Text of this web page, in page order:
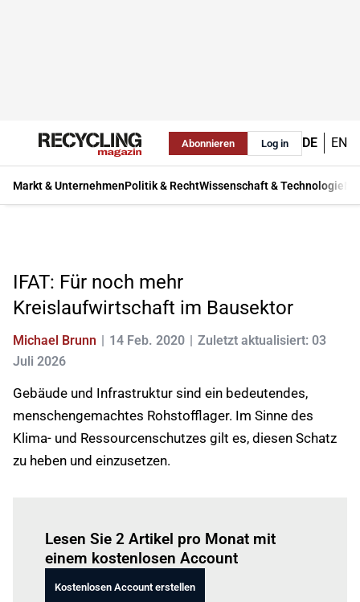
Abonnieren Log in DE EN
Markt & UnternehmenPolitik & RechtWissenschaft & Technologie
IFAT: Für noch mehr
Kreislaufwirtschaft im Bausektor
Michael Brunn 14 Feb. 2020
Zuletzt aktualisiert: 03
Juli 2026
Gebäude und Infrastruktur sind ein bedeutendes,
menschengemachtes Rohstofflager. Im Sinne des
Klima- und Ressourcenschutzes gilt es, diesen Schatz
zu heben und einzusetzen.
Lesen Sie 2 Artikel pro Monat mit
einem kostenlosen Account
Kostenlosen Account erstellen